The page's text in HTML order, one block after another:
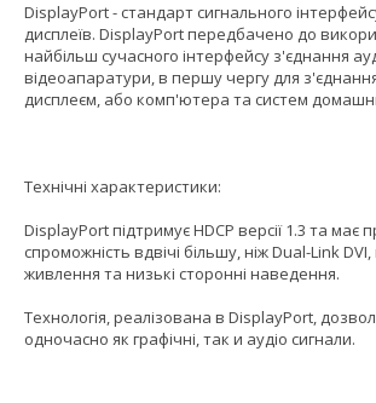
DisplayPort - стандарт сигнального
дисплеїв. DisplayPort передбачено до
найбільш сучасного інтерфейсу з'єднання
відеоапаратури, в першу чергу для
дисплеєм, або комп'ютера та систем
Технічні характеристики:
DisplayPort підтримує HDCP версії 1.3 та має
спроможність вдвічі більшу, ніж Dual-Link
живлення та низькі сторонні наведення.
Технологія, реалізована в DisplayPort,
одночасно як графічні, так и аудіо сигнали.